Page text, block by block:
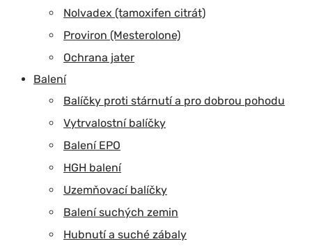
Nolvadex (tamoxifen citrát)
Proviron (Mesterolone)
Ochrana jater
Balení
Balíčky proti stárnutí a pro dobrou pohodu
Vytrvalostní balíčky
Balení EPO
HGH balení
Uzemňovací balíčky
Balení suchých zemin
Hubnutí a suché zábaly